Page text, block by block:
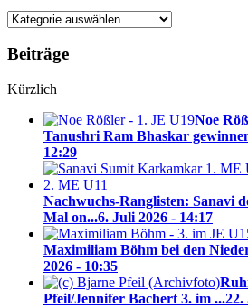
Blog-
Beiträge
Kürzlich
Noe
Tanushri Ram Bhaskar
12:29
Nachwuchs-Ranglisten: Sanavi
Mal on...6. Juli 2026 - 14:17
Maximiliam Böhm bei den
2026 - 10:35
Pfeil/Jennifer Bachert 3. im ...22.